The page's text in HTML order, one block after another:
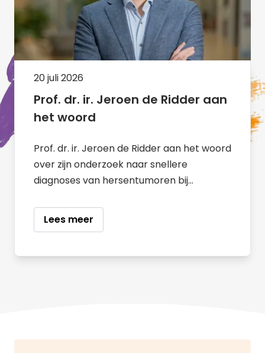
20 juli 2026
Prof. dr. ir. Jeroen de Ridder aan
het woord
Prof. dr. ir. Jeroen de Ridder aan het woord
over zijn onderzoek naar snellere
diagnoses van hersentumoren bij
Lees meer